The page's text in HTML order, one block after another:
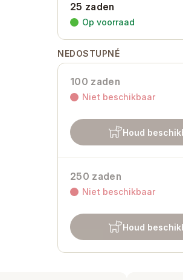
25 zaden
Op voorraad
NEDOSTUPNÉ
100 zaden
Niet beschikbaar
Houd
250 zaden
Niet beschikbaar
Houd